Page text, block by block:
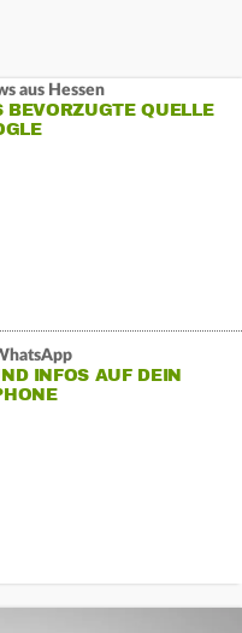
aus Hessen
BEVORZUGTE QUELLE
INFOS AUF DEIN